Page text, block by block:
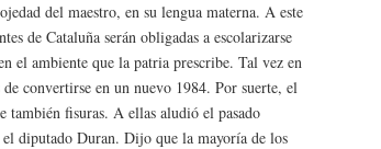
del maestro, en su lengua materna. A este
de Cataluña serán obligadas a escolarizarse
el ambiente que la patria prescribe. Tal vez en
convertirse en un nuevo 1984. Por suerte, el
también fisuras. A ellas aludió el pasado
diputado Duran. Dijo que la mayoría de los